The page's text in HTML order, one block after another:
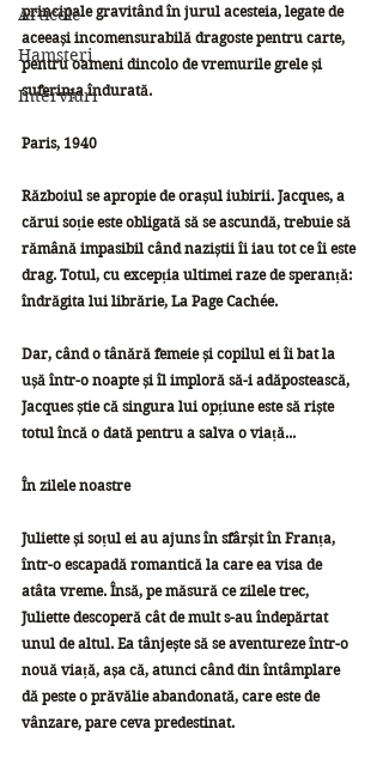
Articole
Hamsteri
Interviuri
principale gravitând în jurul acesteia, legate de
aceeași incomensurabilă dragoste pentru carte,
pentru oameni dincolo de vremurile grele și
suferința îndurată.
Paris, 1940
Războiul se apropie de orașul iubirii. Jacques, a
cărui soție este obligată să se ascundă, trebuie să
rămână impasibil când naziștii îi iau tot ce îi este
drag. Totul, cu excepția ultimei raze de speranță:
îndrăgita lui librărie, La Page Cachée.
Dar, când o tânără femeie și copilul ei îi bat la
ușă într-o noapte și îl imploră să-i adăpostească,
Jacques știe că singura lui opțiune este să riște
totul încă o dată pentru a salva o viață...
În zilele noastre
Juliette și soțul ei au ajuns în sfârșit în Franța,
într-o escapadă romantică la care ea visa de
atâta vreme. Însă, pe măsură ce zilele trec,
Juliette descoperă cât de mult s-au îndepărtat
unul de altul. Ea tânjește să se aventureze într-o
nouă viață, așa că, atunci când din întâmplare
dă peste o prăvălie abandonată, care este de
vânzare, pare ceva predestinat.